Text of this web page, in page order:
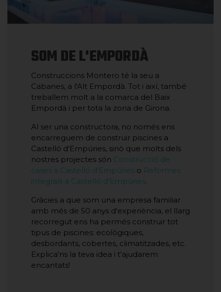
SOM DE L'EMPORDÀ
Construccions Montero té la seu a
Cabanes, a l'Alt Empordà. Tot i així, també
treballem molt a la comarca del Baix
Empordà i per tota la zona de Girona.
Al ser una constructora, no només ens
encarreguem de construir piscines a
Castelló d'Empúries, sinò que molts dels
nostres projectes són Construcció de
cases a Castelló d'Empúries o Reformes
integrals a Castelló d'Empúries.
Gràcies a que som una empresa familiar
amb més de 50 anys d'experiència, el llarg
recorregut ens ha permés construir tot
tipus de piscines: ecològiques,
desbordants, cobertes, climatitzades, etc.
Explica'ns la teva idea i t'ajudarem
encantats!